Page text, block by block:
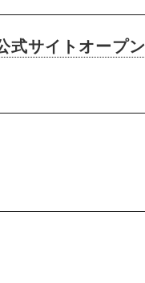
式サイトオープン